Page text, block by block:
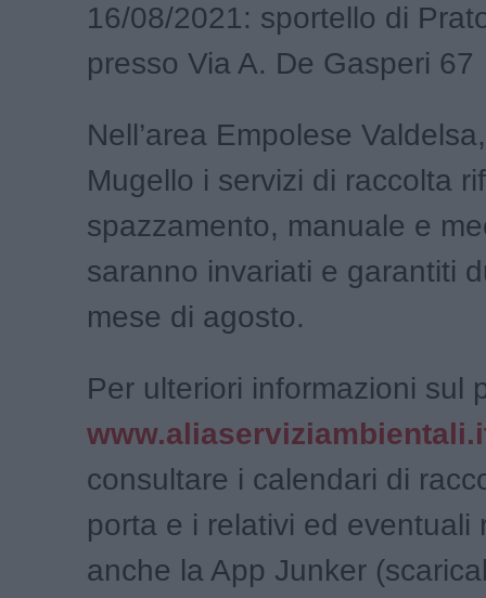
16/08/2021: sportello di
presso Via A. De Gasperi 67
Nell’area Empolese
Mugello i servizi di raccolta
spazzamento, manuale e
saranno invariati e garantiti
mese di agosto.
Per ulteriori informazioni sul
consultare i calendari di
porta e i relativi ed eventuali
anche la App Junker